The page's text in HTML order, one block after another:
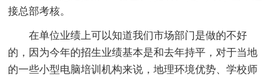
接总部考核。
在单位业绩上可以知道我们市场部门是做的不好
的，因为今年的招生业绩基本是和去年持平，对于当地
的一些小型电脑培训机构来说，地理环境优势、学校师